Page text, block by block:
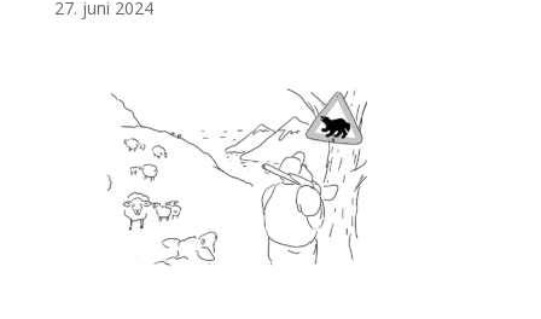
27. juni 2024